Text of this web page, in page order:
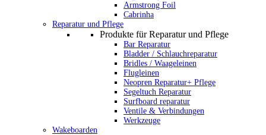
Armstrong Foil
Cabrinha
Reparatur und Pflege
Produkte für Reparatur und Pflege
Bar Reparatur
Bladder / Schlauchreparatur
Bridles / Waageleinen
Flugleinen
Neopren Reparatur+ Pflege
Segeltuch Reparatur
Surfboard reparatur
Ventile & Verbindungen
Werkzeuge
Wakeboarden